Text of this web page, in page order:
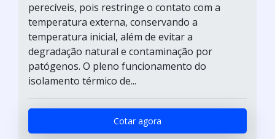
perecíveis, pois restringe o contato com a
temperatura externa, conservando a
temperatura inicial, além de evitar a
degradação natural e contaminação por
patógenos. O pleno funcionamento do
isolamento térmico de...
Cotar agora